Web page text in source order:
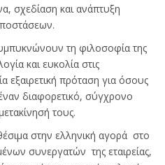
σχεδίαση και ανάπτυξη
τη φιλοσοφία της
και ευκολία στις
εξαιρετική πρόταση για όσους
διαφορετικό, σύγχρονο
τους.
στην ελληνική αγορά στο
συνεργατών της εταιρείας,